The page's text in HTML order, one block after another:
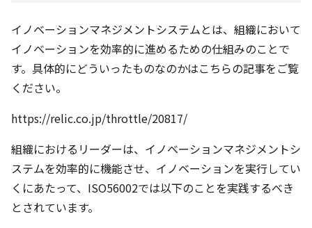
イノベーションマネジメントシステムとは、組織において
イノベーションを効率的に進めるための仕組みのことで
す。具体的にどういったものなのかはこちらの記事をご覧
ください。
https://relic.co.jp/throttle/20817/
組織におけるリーダーは、イノベーションマネジメントシ
ステムを効率的に機能させ、イノベーションを実行してい
くにあたって、ISO56002では以下のことを実践するべき
とされています。